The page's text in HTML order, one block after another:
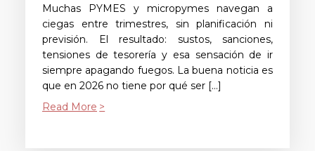
Muchas PYMES y micropymes navegan a
ciegas entre trimestres, sin planificación ni
previsión. El resultado: sustos, sanciones,
tensiones de tesorería y esa sensación de ir
siempre apagando fuegos. La buena noticia es
que en 2026 no tiene por qué ser […]
Read More